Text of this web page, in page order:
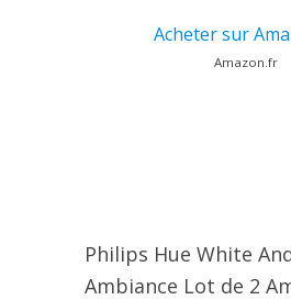
Acheter sur
Amazon.fr
Philips Hue White
Ambiance Lot de 2